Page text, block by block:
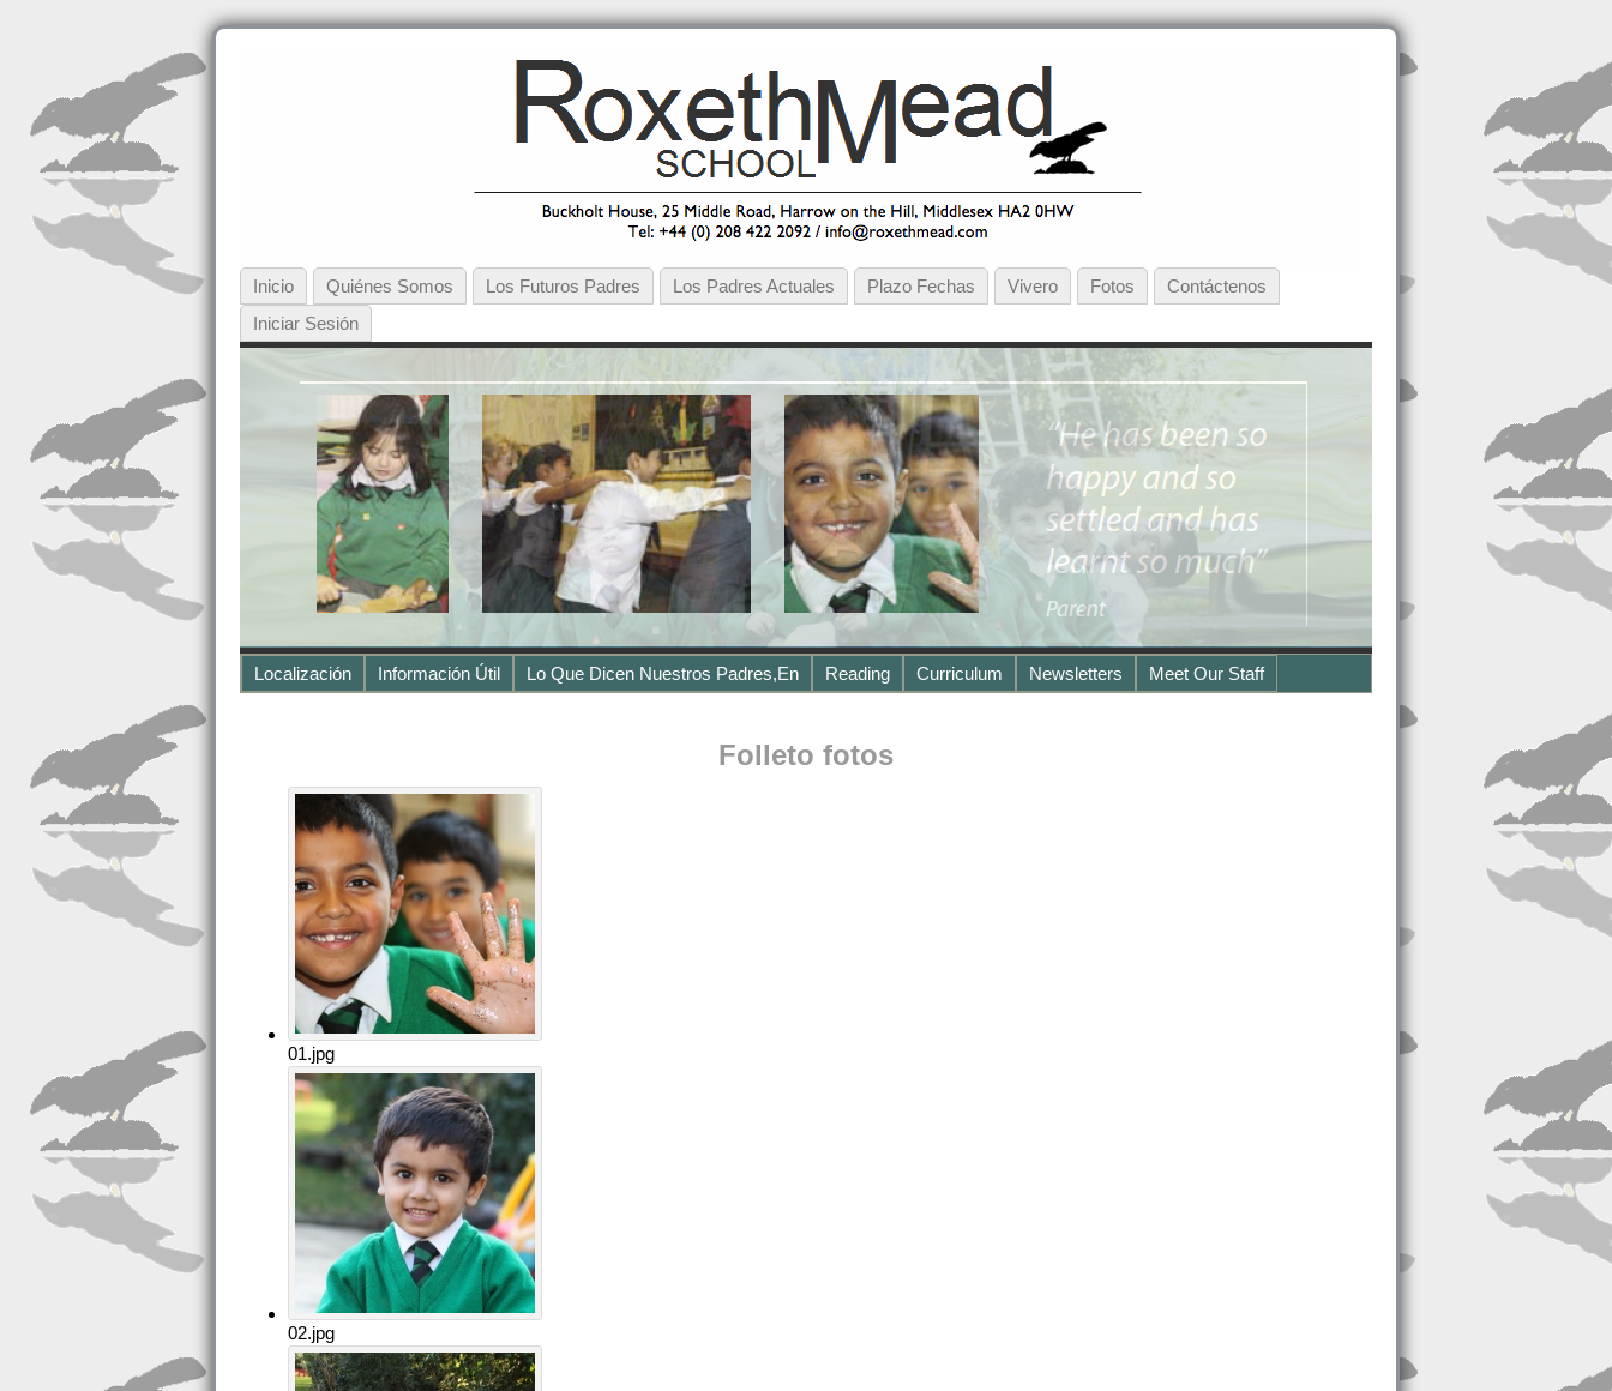
Inicio Quiénes Somos Los Futuros Padres Los Padres Actuales Plazo Fechas Vivero Fotos
Contáctenos
Iniciar Sesión
Localización Información Útil Lo Que Dicen Nuestros Padres,en Reading Curriculum Newsletters Meet Our Staff
Folleto fotos
01.jpg
02.jpg